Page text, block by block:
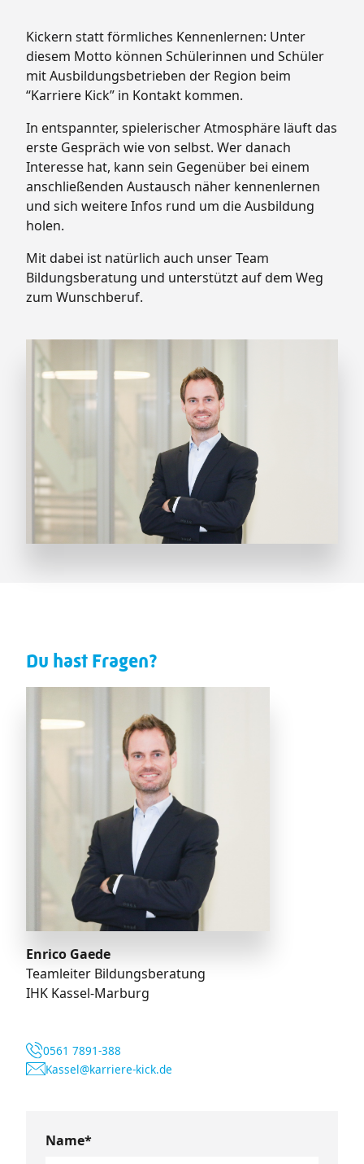
Kickern statt förmliches Kennenlernen: Unter
diesem Motto können Schülerinnen und Schüler
mit Ausbildungsbetrieben der Region beim
“Karriere Kick” in Kontakt kommen.
In entspannter, spielerischer Atmosphäre läuft das
erste Gespräch wie von selbst. Wer danach
Interesse hat, kann sein Gegenüber bei einem
anschließenden Austausch näher kennenlernen
und sich weitere Infos rund um die Ausbildung
holen.
Mit dabei ist natürlich auch unser Team
Bildungsberatung und unterstützt auf dem Weg
zum Wunschberuf.
Du hast Fragen?
Enrico Gaede
Teamleiter Bildungsberatung
IHK Kassel-Marburg
0561 7891-388
Kassel@karriere-kick.de
Name*